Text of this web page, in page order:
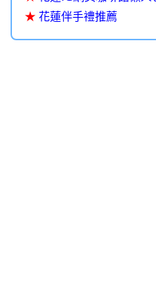
★ 花蓮伴手禮推薦